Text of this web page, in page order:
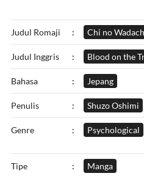
Judul Romaji : Chi no
Judul Inggris : Blood on the
Bahasa : Jepang
Penulis : Shuzo Oshimi
Genre : Psychological
Tipe : Manga